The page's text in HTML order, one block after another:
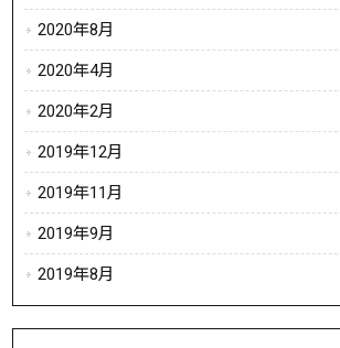
2020年8月
2020年4月
2020年2月
2019年12月
2019年11月
2019年9月
2019年8月